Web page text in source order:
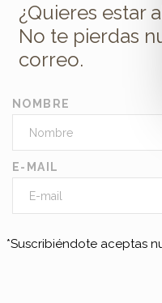
¿Quieres estar
No te pierdas
correo.
NOMBRE
E-MAIL
*Suscribiéndote aceptas